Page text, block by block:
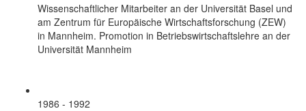
Wissenschaftlicher Mitarbeiter an der Universität Basel und
am Zentrum für Europäische Wirtschaftsforschung (ZEW)
in Mannheim. Promotion in Betriebswirtschaftslehre an der
Universität Mannheim
1986 - 1992